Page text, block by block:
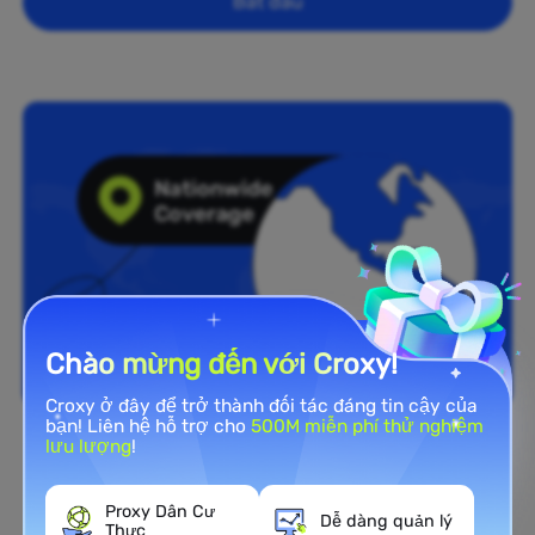
Mạng Proxy Residential rộng
Chào mừng đến với Croxy!
Croxy ở đây để trở thành đối tác đáng tin cậy của
bạn! Liên hệ hỗ trợ cho500M miễn phí thử nghiệm
lưu lượng!
Proxy Dân Cư
Dễ dàng quản lý